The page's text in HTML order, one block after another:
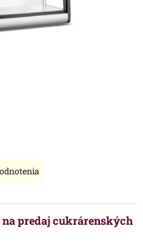
predaj cukrárenských